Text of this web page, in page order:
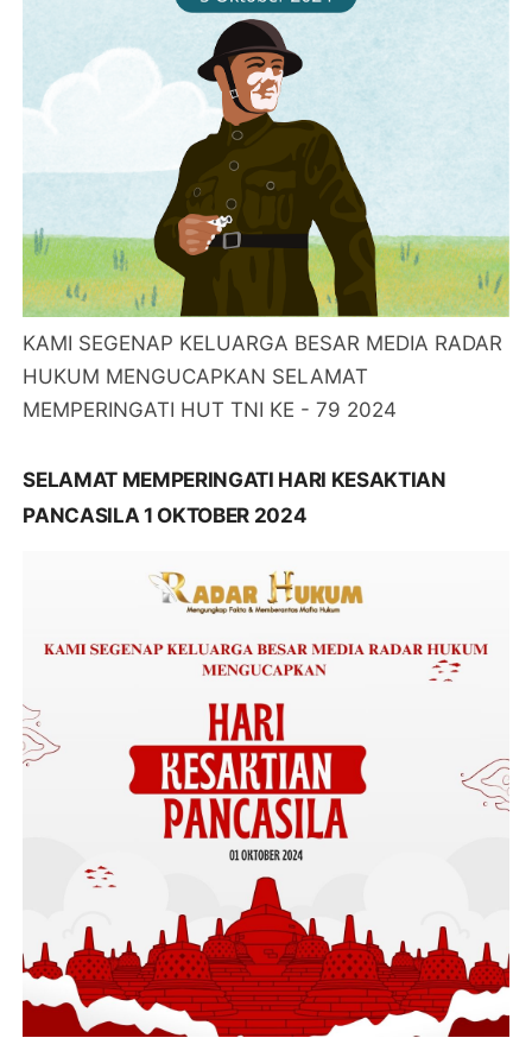
KAMI SEGENAP KELUARGA BESAR MEDIA RADAR
HUKUM MENGUCAPKAN SELAMAT
MEMPERINGATI HUT TNI KE - 79 2024
SELAMAT MEMPERINGATI HARI KESAKTIAN
PANCASILA 1 OKTOBER 2024